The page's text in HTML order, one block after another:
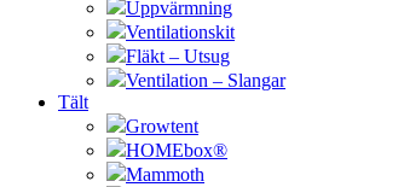
Uppvärmning
Ventilationskit
Fläkt – Utsug
Ventilation – Slangar
Tält
Growtent
HOMEbox®
Mammoth